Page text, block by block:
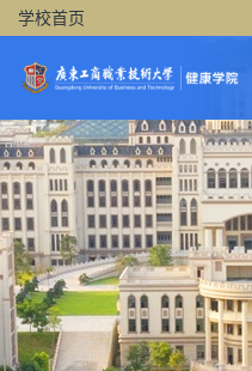
学校首页